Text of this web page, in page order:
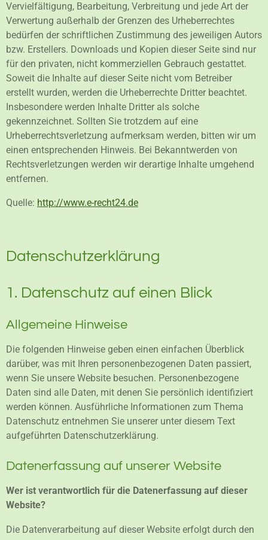
Vervielfältigung, Bearbeitung, Verbreitung und jede Art der
Verwertung außerhalb der Grenzen des Urheberrechtes
bedürfen der schriftlichen Zustimmung des jeweiligen Autors
bzw. Erstellers. Downloads und Kopien dieser Seite sind nur
für den privaten, nicht kommerziellen Gebrauch gestattet.
Soweit die Inhalte auf dieser Seite nicht vom Betreiber
erstellt wurden, werden die Urheberrechte Dritter beachtet.
Insbesondere werden Inhalte Dritter als solche
gekennzeichnet. Sollten Sie trotzdem auf eine
Urheberrechtsverletzung aufmerksam werden, bitten wir um
einen entsprechenden Hinweis. Bei Bekanntwerden von
Rechtsverletzungen werden wir derartige Inhalte umgehend
entfernen.
Quelle: http://www.e-recht24.de
Datenschutzerklärung
1. Datenschutz auf einen Blick
Allgemeine Hinweise
Die folgenden Hinweise geben einen einfachen Überblick
darüber, was mit Ihren personenbezogenen Daten passiert,
wenn Sie unsere Website besuchen. Personenbezogene
Daten sind alle Daten, mit denen Sie persönlich identifiziert
werden können. Ausführliche Informationen zum Thema
Datenschutz entnehmen Sie unserer unter diesem Text
aufgeführten Datenschutzerklärung.
Datenerfassung auf unserer Website
Wer ist verantwortlich für die Datenerfassung auf dieser
Website?
Die Datenverarbeitung auf dieser Website erfolgt durch den